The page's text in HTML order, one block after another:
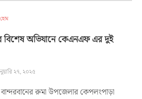
হোম
বিশেষ অভিযানে কেএনএফ এর দুই
২৭, ২০২৫
রুমা উপজেলার কেপলংপাড়া